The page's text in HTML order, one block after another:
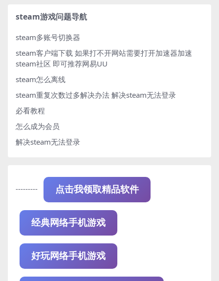
steam游戏问题导航
steam多账号切换器
steam客户端下载 如果打不开网站需要打开加速器加速
steam社区 即可推荐网易UU
steam怎么离线
steam重复次数过多解决办法 解决steam无法登录
必看教程
怎么成为会员
解决steam无法登录
--------- 点击我领取精品软件
经典网络手机游戏
好玩网络手机游戏